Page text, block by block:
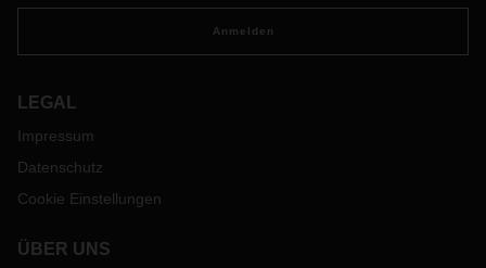
Anmelden
LEGAL
Impressum
Datenschutz
Cookie Einstellungen
ÜBER UNS